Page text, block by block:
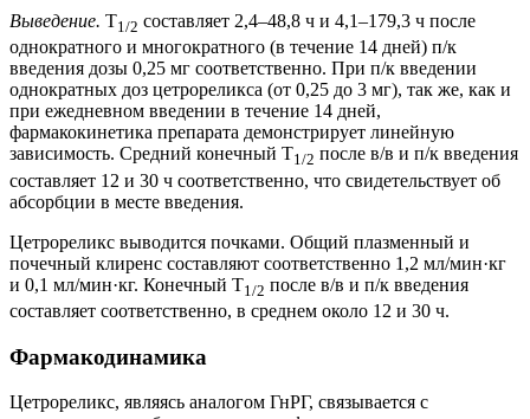
Выведение. T1/2 составляет 2,4–48,8 ч и 4,1–179,3 ч после
однократного и многократного (в течение 14 дней) п/к
введения дозы 0,25 мг соответственно. При п/к введении
однократных доз цетрореликса (от 0,25 до 3 мг), так же, как и
при ежедневном введении в течение 14 дней,
фармакокинетика препарата демонстрирует линейную
зависимость. Средний конечный T1/2 после в/в и п/к введения
составляет 12 и 30 ч соответственно, что свидетельствует об
абсорбции в месте введения.
Цетрореликс выводится почками. Общий плазменный и
почечный клиренс составляют соответственно 1,2 мл/мин·кг
и 0,1 мл/мин·кг. Конечный T1/2 после в/в и п/к введения
составляет соответственно, в среднем около 12 и 30 ч.
Фармакодинамика
Цетрореликс, являясь аналогом ГнРГ, связывается с